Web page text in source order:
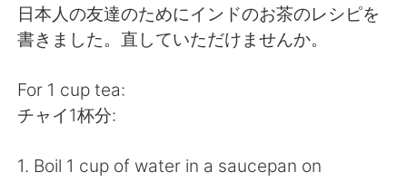
English 简体中文
繁體中文
日本人の友達のためにインドのお茶のレシピを
書きました。直していただけませんか。
For 1 cup tea:
チャイ1杯分:
1. Boil 1 cup of water in a saucepan on